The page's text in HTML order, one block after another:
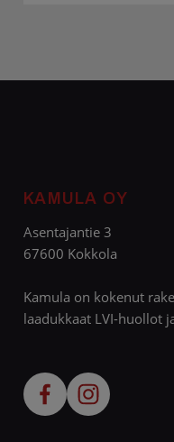
KAMULA OY
Asentajantie 3
67600 Kokkola
Kamula on kokenut
laadukkaat LVI-huollot